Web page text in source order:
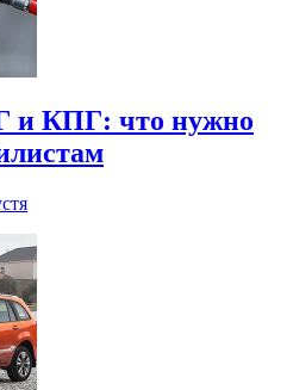
КПГ: что нужно